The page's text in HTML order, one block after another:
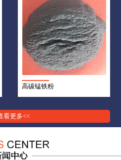
高碳锰铁粉
看更多<<